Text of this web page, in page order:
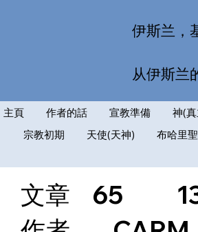
伊斯兰，
从伊斯兰
主頁 作者的話 宣教準備 神(
宗教初期
天使(天神) 布哈里聖
文章 65